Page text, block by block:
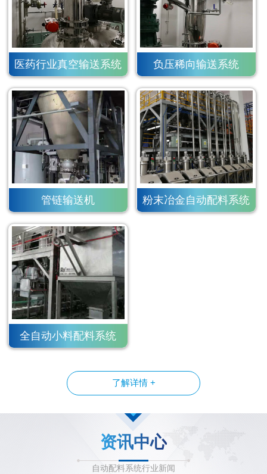
医药行业真空输送系统 负压稀向输送系统
管链输送机 粉末冶金自动配料系统
全自动小料配料系统
了解详情 +
资讯中心
自动配料系统行业新闻